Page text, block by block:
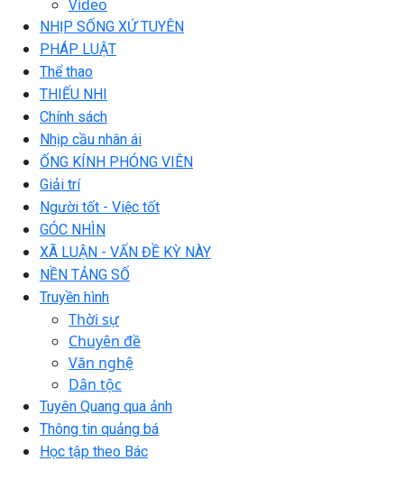
Video
NHỊP SỐNG XỨ TUYÊN
PHÁP LUẬT
Thể thao
THIẾU NHI
Chính sách
Nhịp cầu nhân ái
ỐNG KÍNH PHÓNG VIÊN
Giải trí
Người tốt - Việc tốt
GÓC NHÌN
XÃ LUẬN - VẤN ĐỀ KỲ NÀY
NỀN TẢNG SỐ
Truyền hình
Thời sự
Chuyên đề
Văn nghệ
Dân tộc
Tuyên Quang qua ảnh
Thông tin quảng bá
Học tập theo Bác